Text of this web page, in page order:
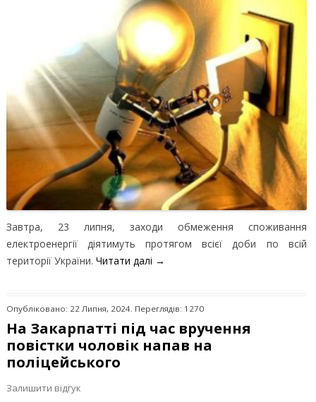
Завтра, 23 липня, заходи обмеження споживання
електроенергії діятимуть протягом всієї доби по всій
території України. Читати далі →
Опубліковано: 22 Липня, 2024. Переглядів: 1270
На Закарпатті під час вручення
повістки чоловік напав на
поліцейського
Залишити відгук